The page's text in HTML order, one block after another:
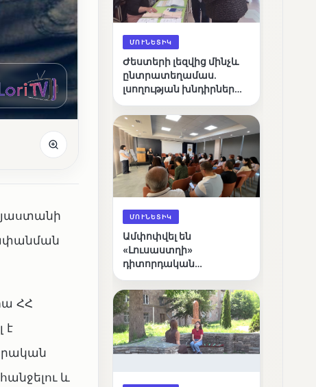
ՀՀ
է
և
ՄՈՒՆԵՏԻԿ
Ժեստերի լեզվից մինչև
ընտրատեղամաս.
լսողության խնդիրներ
ճանապարհը
ՄՈՒՆԵՏԻԿ
Ամփոփվել են
«Լուսաստղի»
դիտորդական
արդյունքները